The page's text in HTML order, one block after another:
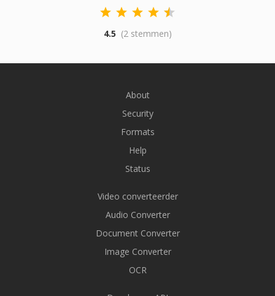
4.5 (2 stemmen)
About
Security
Formats
Help
Status
Video converteerder
Audio Converter
Document Converter
Image Converter
OCR